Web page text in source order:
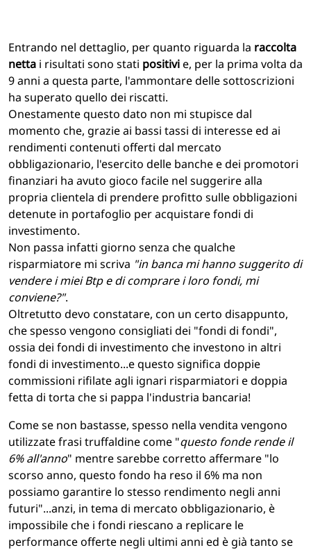
Entrando nel dettaglio, per quanto riguarda la raccolta
netta i risultati sono stati positivie, per la prima volta da
9 anni a questa parte, l'ammontare delle sottoscrizioni
ha superato quello dei riscatti.
Onestamente questo dato non mi stupisce dal
momento che, grazie ai bassi tassi di interesse ed ai
rendimenti contenuti offerti dal mercato
obbligazionario, l'esercito delle banche e dei promotori
finanziari ha avuto gioco facile nel suggerire alla
propria clientela di prendere profitto sulle obbligazioni
detenute in portafoglio per acquistare fondi di
investimento.
Non passa infatti giorno senza che qualche
risparmiatore mi scriva "in banca mi hanno suggerito di
vendere i miei Btp e di comprare i loro fondi, mi
conviene?".
Oltretutto devo constatare, con un certo disappunto,
che spesso vengono consigliati dei "fondi di fondi",
ossia dei fondi di investimento che investono in altri
fondi di investimento...e questo significa doppie
commissioni rifilate agli ignari risparmiatori e doppia
fetta di torta che si pappa l'industria bancaria!
Come se non bastasse, spesso nella vendita vengono
utilizzate frasi truffaldine come "questo fonde rende il
6% all'anno" mentre sarebbe corretto affermare "lo
scorso anno, questo fondo ha reso il 6% ma non
possiamo garantire lo stesso rendimento negli anni
futuri"...anzi, in tema di mercato obbligazionario, è
impossibile che i fondi riescano a replicare le
performance offerte negli ultimi anni ed è già tanto se